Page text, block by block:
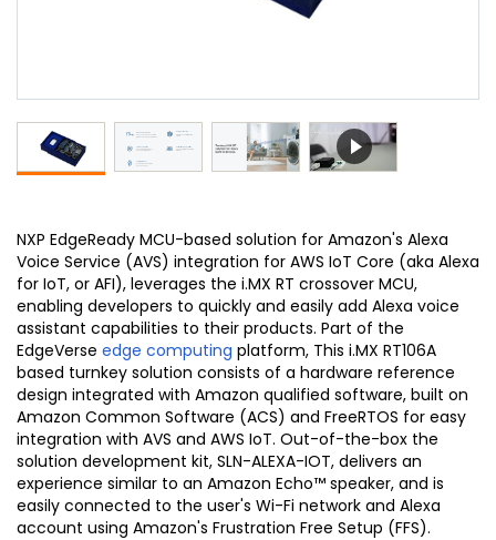
NXP EdgeReady MCU-based solution for Amazon's Alexa
Voice Service (AVS) integration for AWS IoT Core (aka Alexa
for IoT, or AFI), leverages the i.MX RT crossover MCU,
enabling developers to quickly and easily add Alexa voice
assistant capabilities to their products. Part of the
EdgeVerse edge computing platform, This i.MX RT106A
based turnkey solution consists of a hardware reference
design integrated with Amazon qualified software, built on
Amazon Common Software (ACS) and FreeRTOS for easy
integration with AVS and AWS IoT. Out-of-the-box the
solution development kit, SLN-ALEXA-IOT, delivers an
experience similar to an Amazon Echo™ speaker, and is
easily connected to the user's Wi-Fi network and Alexa
account using Amazon's Frustration Free Setup (FFS).